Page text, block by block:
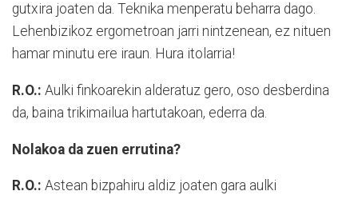
gutxira joaten da. Teknika menperatu beharra dago.
Lehenbizikoz ergometroan jarri nintzenean, ez nituen
hamar minutu ere iraun. Hura itolarria!
R.O.: Aulki finkoarekin alderatuz gero, oso desberdina
da, baina trikimailua hartutakoan, ederra da.
Nolakoa da zuen errutina?
R.O.: Astean bizpahiru aldiz joaten gara aulki